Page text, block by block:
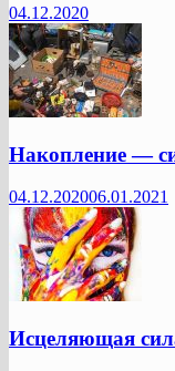
04.12.2020
Накопление —
04.12.202006.01.2021
Исцеляющая